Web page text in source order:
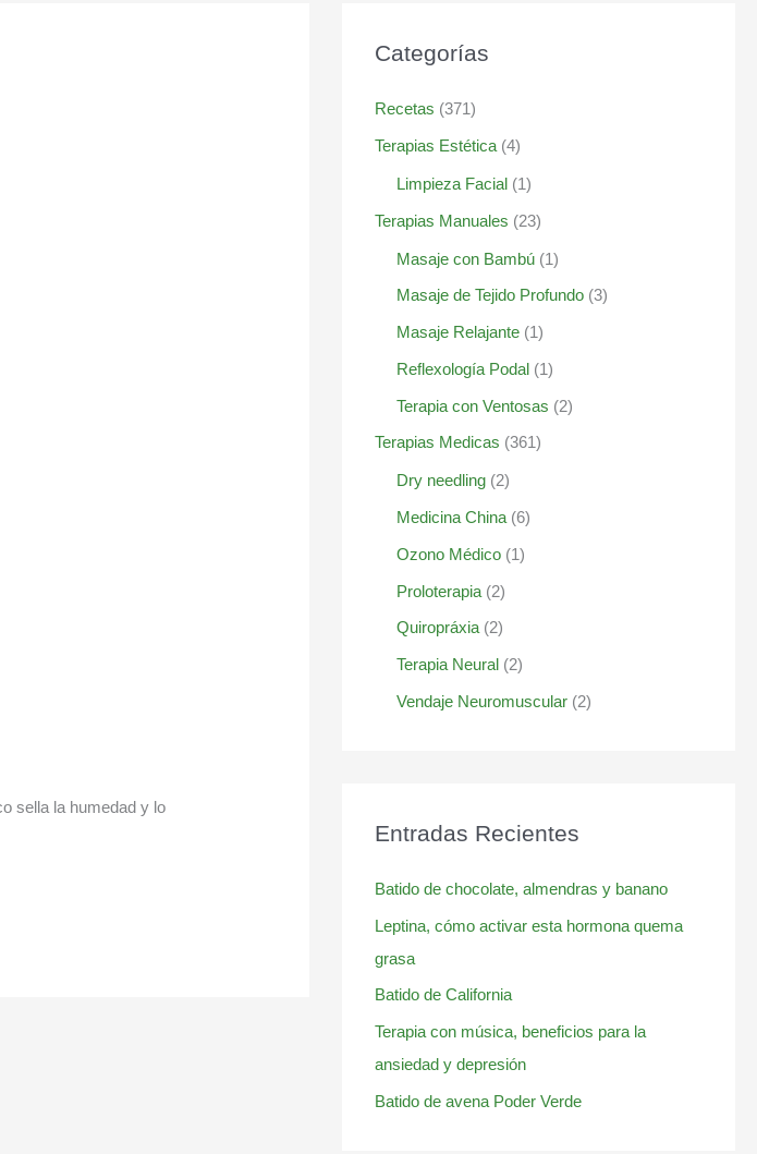
sella la humedad y lo
Categorías
Recetas (371)
Terapias Estética(4)
Limpieza Facial(1)
Terapias Manuales (23)
Masaje con Bambú(1)
Masaje de Tejido Profundo(3)
Masaje Relajante(1)
Reflexología Podal(1)
Terapia con Ventosas (2)
Terapias Medicas (361)
Dry needling(2)
Medicina China(6)
Ozono Médico(1)
Proloterapia(2)
Quiropráxia(2)
Terapia Neural(2)
Vendaje Neuromuscular(2)
Entradas Recientes
Batido de chocolate, almendras y banano
Leptina, cómo activar esta hormona quema
grasa
Batido de California
Terapia con música, beneficios para la
ansiedad y depresión
Batido de avena Poder Verde